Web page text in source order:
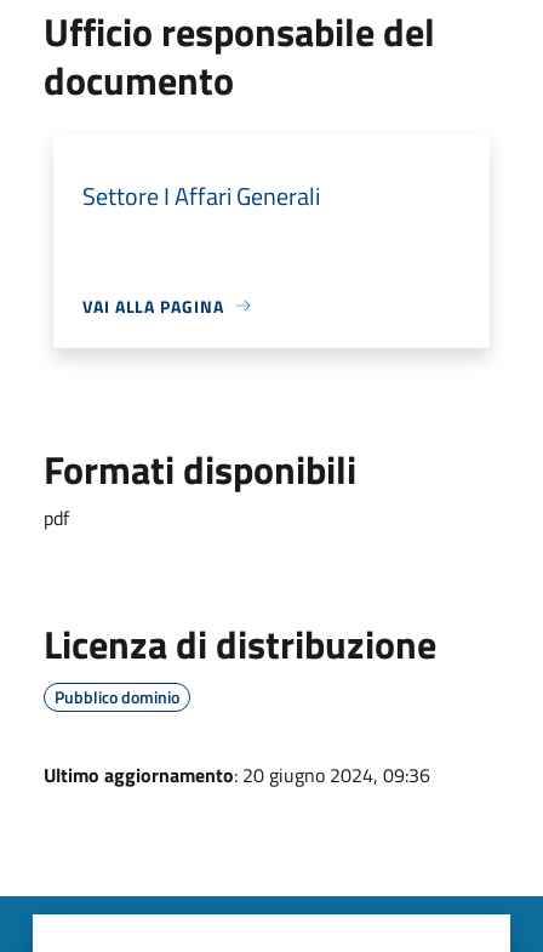
Ufficio responsabile del
documento
Settore I Affari Generali
VAI ALLA PAGINA
Formati disponibili
pdf
Licenza di distribuzione
Pubblico dominio
Ultimo aggiornamento: 20 giugno 2024, 09:36